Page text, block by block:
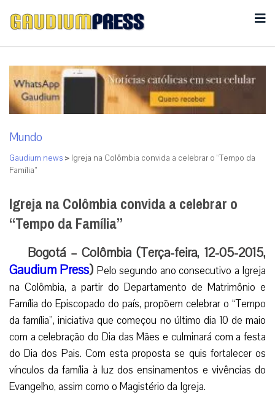
Mundo
Gaudium news > Igreja na Colômbia convida a celebrar o “Tempo da
Família”
Igreja na Colômbia convida a celebrar o
“Tempo da Família”
Bogotá – Colômbia (Terça-feira, 12-05-2015,
Gaudium Press) Pelo segundo ano consecutivo a Igreja
na Colômbia, a partir do Departamento de Matrimônio e
Família do Episcopado do país, propõem celebrar o “Tempo
da família”, iniciativa que começou no último dia 10 de maio
com a celebração do Dia das Mães e culminará com a festa
do Dia dos Pais. Com esta proposta se quis fortalecer os
vínculos da família à luz dos ensinamentos e vivências do
Evangelho, assim como o Magistério da Igreja.